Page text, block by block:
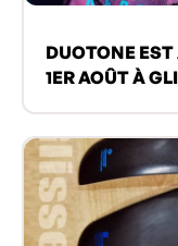
DUOTONE EST
1ER AOÛT À